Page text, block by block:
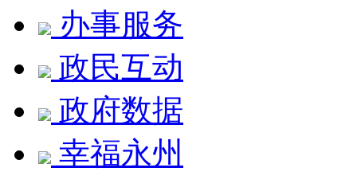
办事服务
政民互动
政府数据
幸福永州